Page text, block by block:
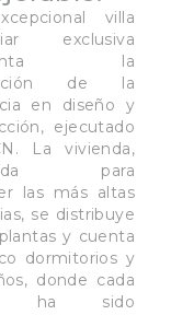
villa
exclusiva
la
de la
en diseño y
ejecutado
La vivienda,
para
las más altas
se distribuye
y cuenta
dormitorios y
donde cada
ha sido